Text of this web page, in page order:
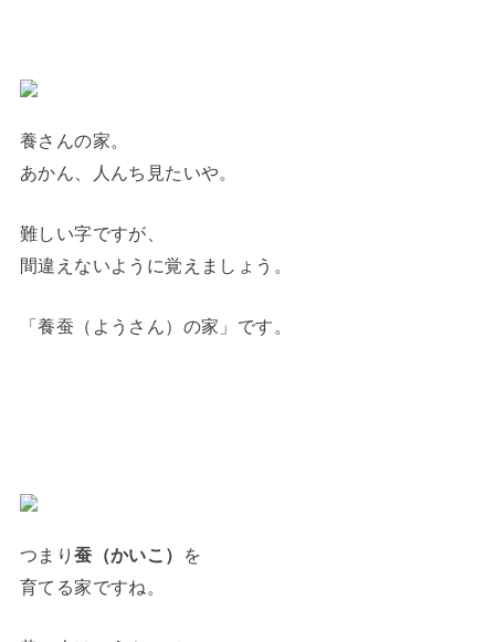
養さんの家。
あかん、人んち見たいや。
難しい字ですが、
間違えないように覚えましょう。
「養蚕（ようさん）の家」です。
つまり蚕（かいこ）
を
育てる家ですね。